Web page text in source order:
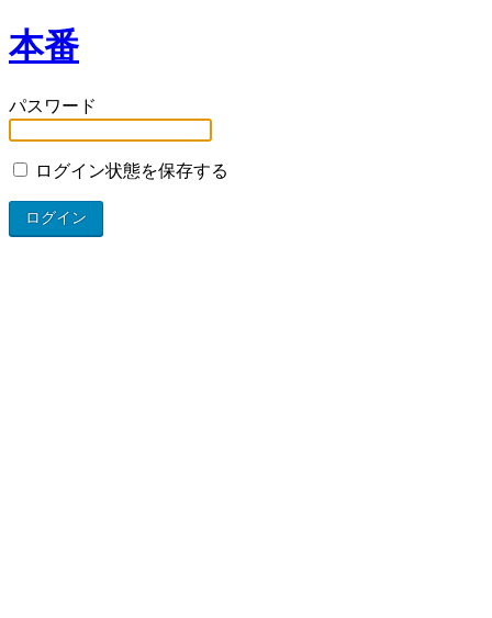
本番
パスワード
ログイン状態を保存する